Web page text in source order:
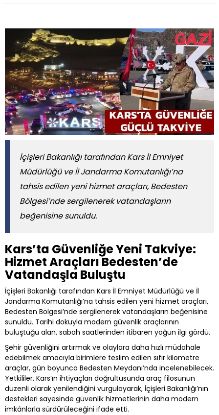
İçişleri Bakanlığı tarafından Kars İl Emniyet
Müdürlüğü ve İl Jandarma Komutanlığı’na
tahsis edilen yeni hizmet araçları, Bedesten
Bölgesi’nde sergilenerek vatandaşların
beğenisine sunuldu.
Kars’ta Güvenliğe Yeni Takviye:
Hizmet Araçları Bedesten’de
Vatandaşla Buluştu
İçişleri Bakanlığı tarafından Kars İl Emniyet Müdürlüğü ve İl
Jandarma Komutanlığı’na tahsis edilen yeni hizmet araçları,
Bedesten Bölgesi’nde sergilenerek vatandaşların beğenisine
sunuldu. Tarihi dokuyla modern güvenlik araçlarının
buluştuğu alan, sabah saatlerinden itibaren yoğun ilgi gördü.
Şehir güvenliğini artırmak ve olaylara daha hızlı müdahale
edebilmek amacıyla birimlere teslim edilen sıfır kilometre
araçlar, gün boyunca Bedesten Meydanı’nda incelenebilecek.
Yetkililer, Kars’ın ihtiyaçları doğrultusunda araç filosunun
düzenli olarak yenilendiğini vurgulayarak, İçişleri Bakanlığı’nın
destekleri sayesinde güvenlik hizmetlerinin daha modern
imkânlarla sürdürüleceğini ifade etti.